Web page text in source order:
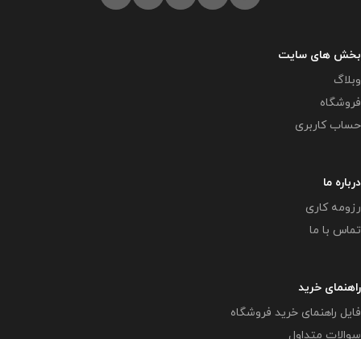
بخش های سایت
وبلاگ
فروشگاه
حساب کاربری
درباره ما
رزومه کاری
تماس با ما
راهنمای خرید
فایل راهنمای خرید فروشگاه
سوالات متداول